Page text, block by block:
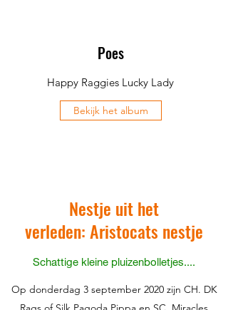
Poes
Happy Raggies Lucky Lady
Bekijk het album
Nestje uit het
verleden: Aristocats nestje
Schattige kleine pluizenbolletjes....
Op donderdag 3 september 2020 zijn CH. DK